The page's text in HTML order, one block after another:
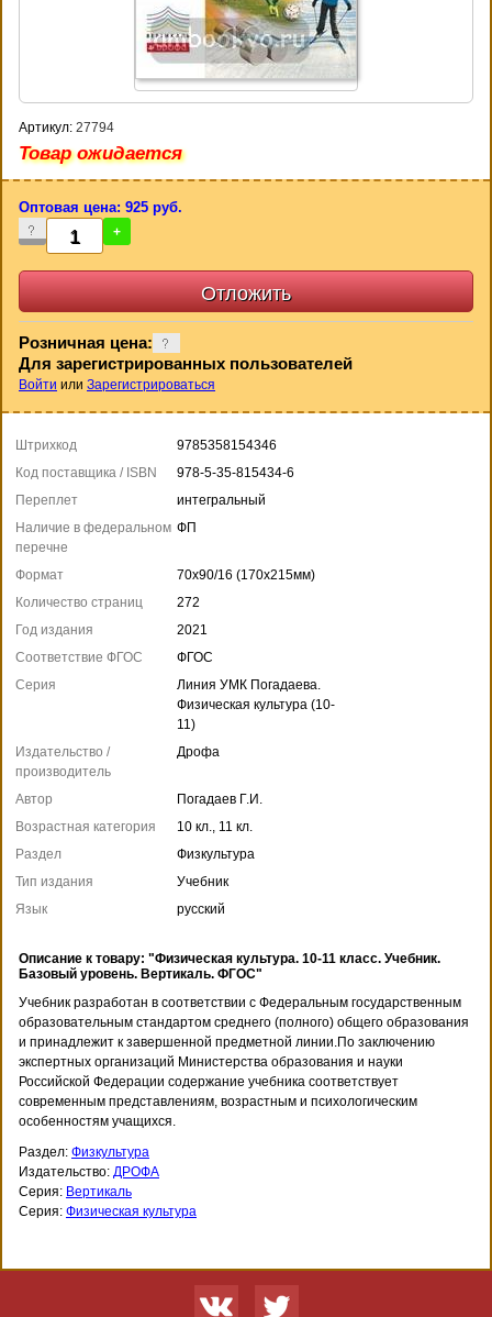
Артикул: 27794
Товар ожидается
Оптовая цена: 925 руб.
- +
Розничная цена:
Для зарегистрированных пользователей
Войти или Зарегистрироваться
Штрихкод
9785358154346
Код поставщика / ISBN
978-5-35-815434-6
Переплет
интегральный
Наличие в федеральном
перечне
ФП
Формат
70x90/16 (170x215мм)
Количество страниц
272
Год издания
2021
Соответствие ФГОС
ФГОС
Серия
Линия УМК Погадаева.
Физическая культура (10-
11)
Издательство /
производитель
Дрофа
Автор
Погадаев Г.И.
Возрастная категория
10 кл., 11 кл.
Раздел
Физкультура
Тип издания
Учебник
Язык
русский
Описание к товару: "Физическая культура. 10-11 класс. Учебник.
Базовый уровень. Вертикаль. ФГОС"
Учебник разработан в соответствии с Федеральным государственным
образовательным стандартом среднего (полного) общего образования
и принадлежит к завершенной предметной линии.По заключению
экспертных организаций Министерства образования и науки
Российской Федерации содержание учебника соответствует
современным представлениям, возрастным и психологическим
особенностям учащихся.
Раздел: Физкультура
Издательство: ДРОФА
Серия: Вертикаль
Серия: Физическая культура